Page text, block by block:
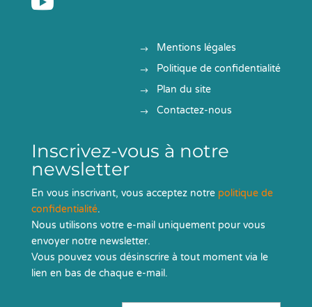
Mentions légales
Politique de confidentialité
Plan du site
Contactez-nous
Inscrivez-vous à notre
newsletter
En vous inscrivant, vous acceptez notre politique de
confidentialité.
Nous utilisons votre e-mail uniquement pour vous
envoyer notre newsletter.
Vous pouvez vous désinscrire à tout moment via le
lien en bas de chaque e-mail.